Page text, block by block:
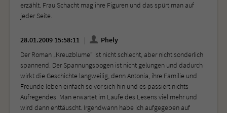
erzählt. Frau Schacht mag ihre Figuren und das spürt man auf
jeder Seite.
28.01.2009 15:58:11
Phely
Der Roman „Kreuzblume“ ist nicht schlecht, aber nicht sonderlich
spannend. Der Spannungsbogen ist nicht gelungen und dadurch
wirkt die Geschichte langweilig, denn Antonia, ihre Familie und
Freunde leben einfach so vor sich hin und es passiert nichts
Aufregendes. Man erwartet im Laufe des Lesens viel mehr und
wird dann enttäuscht. Irgendwann habe ich aufgegeben auf